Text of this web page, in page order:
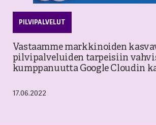
PILVIPALVELUT
Vastaamme markkinoiden
pilvipalveluiden tarpeisiin
kumppanuutta Google Cloudin
17.06.2022